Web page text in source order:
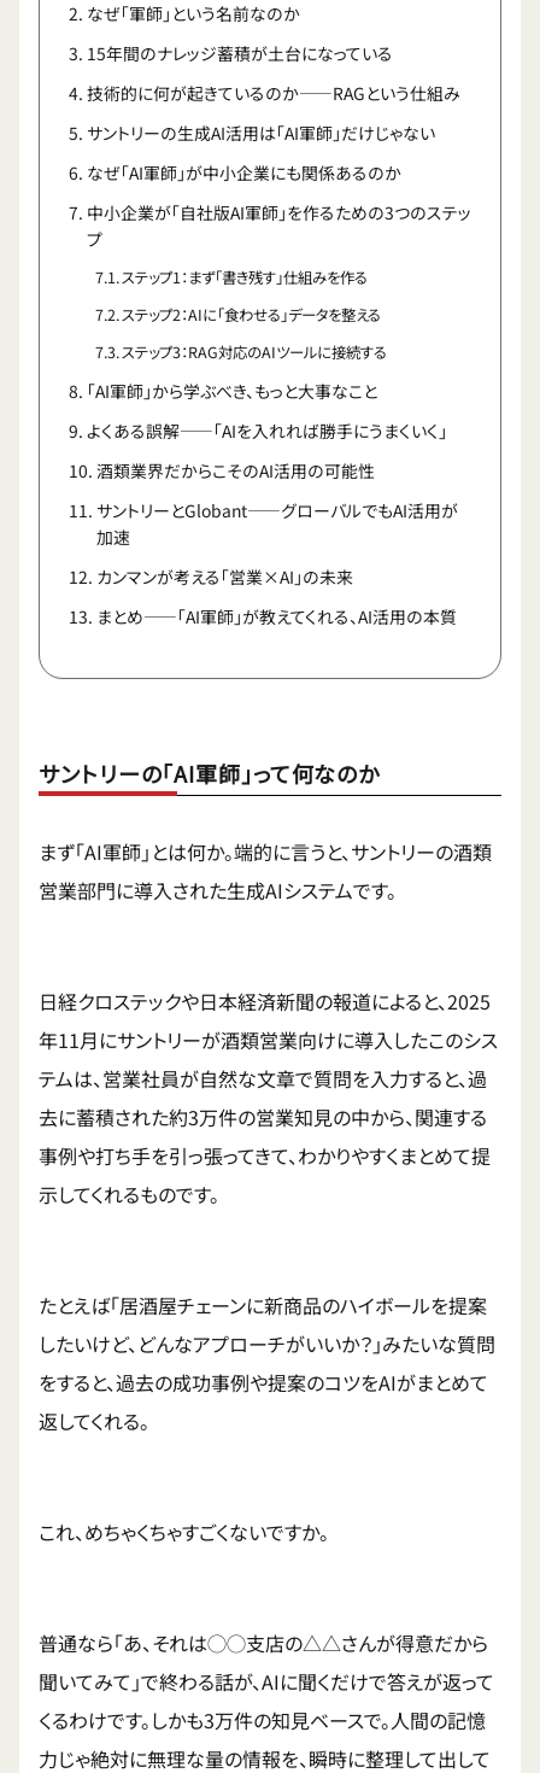
なぜ「軍師」という名前なのか
15年間のナレッジ蓄積が土台になっている
技術的に何が起きているのか——RAGという仕組み
サントリーの生成AI活用は「AI軍師」だけじゃない
なぜ「AI軍師」が中小企業にも関係あるのか
中小企業が「自社版AI軍師」を作るための3つのステッ
プ
ステップ1：まず「書き残す」仕組みを作る
ステップ2：AIに「食わせる」データを整える
ステップ3：RAG対応のAIツールに接続する
「AI軍師」から学ぶべき、もっと大事なこと
よくある誤解——「AIを入れれば勝手にうまくいく」
酒類業界だからこそのAI活用の可能性
サントリーとGlobant——グローバルでもAI活用が
加速
カンマンが考える「営業×AI」の未来
まとめ——「AI軍師」が教えてくれる、AI活用の本質
サントリーの「AI軍師」って何なのか
まず「AI軍師」とは何か。端的に言うと、サントリーの酒類
営業部門に導入された生成AIシステムです。
日経クロステックや日本経済新聞の報道によると、2025
年11月にサントリーが酒類営業向けに導入したこのシス
テムは、営業社員が自然な文章で質問を入力すると、過
去に蓄積された約3万件の営業知見の中から、関連する
事例や打ち手を引っ張ってきて、わかりやすくまとめて提
示してくれるものです。
たとえば「居酒屋チェーンに新商品のハイボールを提案
したいけど、どんなアプローチがいいか？」みたいな質問
をすると、過去の成功事例や提案のコツをAIがまとめて
返してくれる。
これ、めちゃくちゃすごくないですか。
普通なら「あ、それは◯◯支店の△△さんが得意だから
聞いてみて」で終わる話が、AIに聞くだけで答えが返って
くるわけです。しかも3万件の知見ベースで。人間の記憶
力じゃ絶対に無理な量の情報を、瞬時に整理して出して